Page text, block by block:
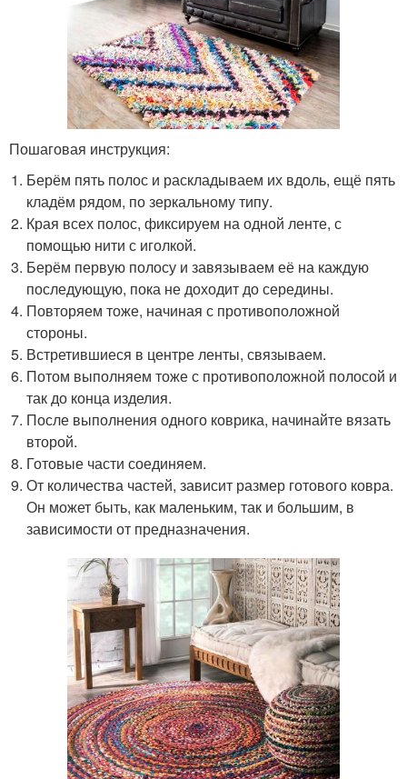
Пошаговая инструкция:
Берём пять полос и раскладываем их вдоль, ещё пять
кладём рядом, по зеркальному типу.
Края всех полос, фиксируем на одной ленте, с
помощью нити с иголкой.
Берём первую полосу и завязываем её на каждую
последующую, пока не доходит до середины.
Повторяем тоже, начиная с противоположной
стороны.
Встретившиеся в центре ленты, связываем.
Потом выполняем тоже с противоположной полосой и
так до конца изделия.
После выполнения одного коврика, начинайте вязать
второй.
Готовые части соединяем.
От количества частей, зависит размер готового ковра.
Он может быть, как маленьким, так и большим, в
зависимости от предназначения.